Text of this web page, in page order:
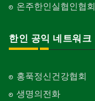
온주한인실협인협회
한인 공익 네트워크
홍푹정신건강협회
생명의전화